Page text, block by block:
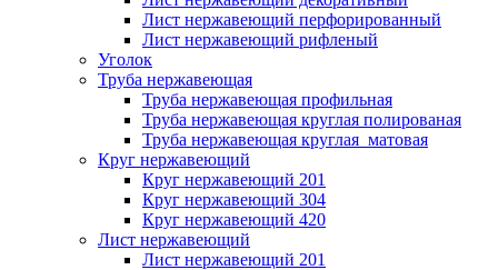
Лист нержавеющий перфорированный
Лист нержавеющий рифленый
Уголок
Труба нержавеющая
Труба нержавеющая профильная
Труба нержавеющая круглая полированая
Труба нержавеющая круглая матовая
Круг нержавеющий
Круг нержавеющий 201
Круг нержавеющий 304
Круг нержавеющий 420
Лист нержавеющий
Лист нержавеющий 201